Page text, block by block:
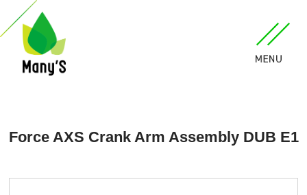
Force AXS Crank Arm Assembly DUB E1